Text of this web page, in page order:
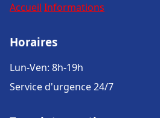
Accueil Informations
Horaires
Lun-Ven: 8h-19h
Service d'urgence 24/7